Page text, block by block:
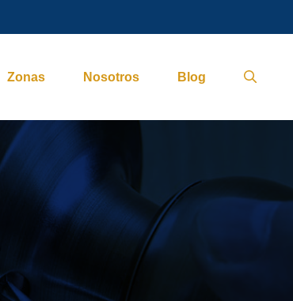
Zonas Nosotros Blog